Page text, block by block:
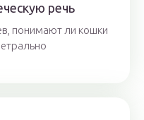
речь
понимают ли кошки